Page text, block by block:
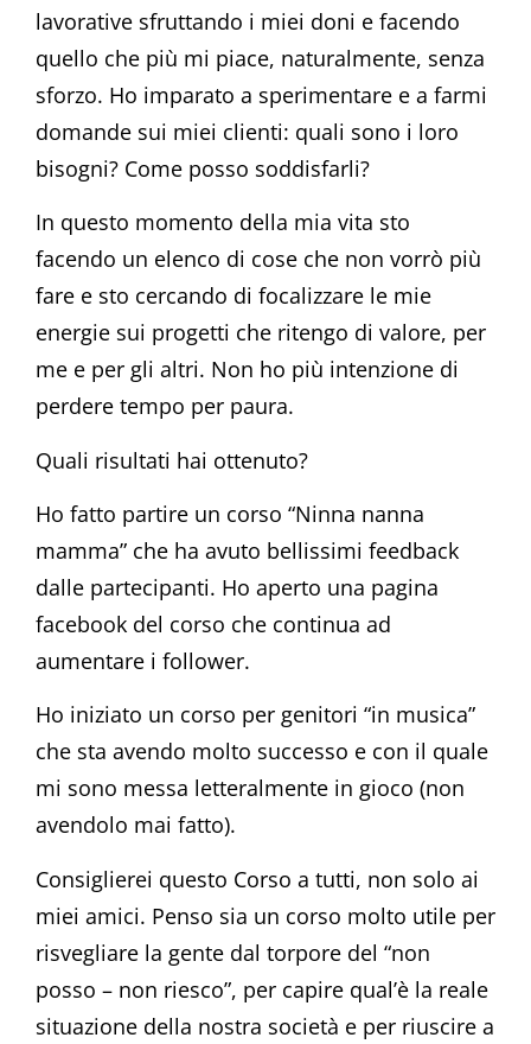
lavorative sfruttando i miei doni e facendo
quello che più mi piace, naturalmente, senza
sforzo. Ho imparato a sperimentare e a farmi
domande sui miei clienti: quali sono i loro
bisogni? Come posso soddisfarli?
In questo momento della mia vita sto
facendo un elenco di cose che non vorrò più
fare e sto cercando di focalizzare le mie
energie sui progetti che ritengo di valore, per
me e per gli altri. Non ho più intenzione di
perdere tempo per paura.
Quali risultati hai ottenuto?
Ho fatto partire un corso “Ninna nanna
mamma” che ha avuto bellissimi feedback
dalle partecipanti. Ho aperto una pagina
facebook del corso che continua ad
aumentare i follower.
Ho iniziato un corso per genitori “in musica”
che sta avendo molto successo e con il quale
mi sono messa letteralmente in gioco (non
avendolo mai fatto).
Consiglierei questo Corso a tutti, non solo ai
miei amici. Penso sia un corso molto utile per
risvegliare la gente dal torpore del “non
posso – non riesco”, per capire qual’è la reale
situazione della nostra società e per riuscire a